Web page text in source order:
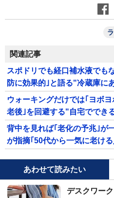
関連記事
スポドリでも経口補水液でも
防に効果的｣と語る"冷蔵庫に
ウォーキングだけでは｢ヨボ
老後｣を回避する"自宅ででき
背中を見れば｢老化の予兆｣が
が指摘｢50代から一気に老け
あわせて読みたい
デスクワー